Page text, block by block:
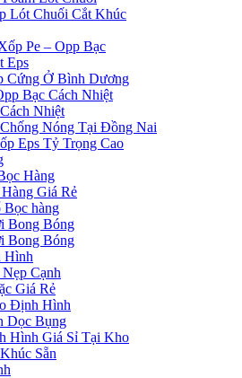
Lót Chuối Cắt Khúc
Pe – Opp Bạc
Eps
Cứng Ở Bình Dương
Bạc Cách Nhiệt
Nhiệt
Nóng Tại Đồng Nai
Eps Tỷ Trọng Cao
Hàng
Giá Rẻ
hàng
Bong Bóng
Bong Bóng
Hình
Cạnh
Giá Rẻ
Định Hình
Dọc Bụng
Hình Giá Sỉ Tại Kho
Sẵn